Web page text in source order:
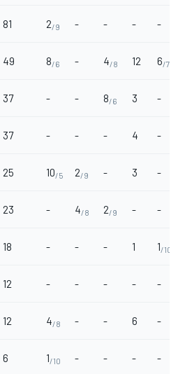
81 2/9 - - - -
49 8/6 - 4/8 12 6/7
37 - - 8/6 3 -
37 - - - 4 -
25 10/5 2/9 - 3 -
23 - 4/8 2/9 - -
18 - - - 1 1/10
12 - - - - -
12 4/8 - - 6 -
6 1/10 - - - -